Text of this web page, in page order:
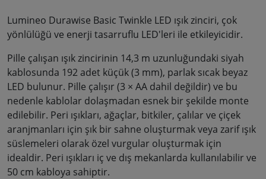
Lumineo Durawise Basic Twinkle LED ışık zinciri, çok
yönlülüğü ve enerji tasarruflu LED'leri ile etkileyicidir.
Pille çalışan ışık zincirinin 14,3 m uzunluğundaki siyah
kablosunda 192 adet küçük (3 mm), parlak sıcak beyaz
LED bulunur. Pille çalışır (3 × AA dahil değildir) ve bu
nedenle kablolar dolaşmadan esnek bir şekilde monte
edilebilir. Peri ışıkları, ağaçlar, bitkiler, çalılar ve çiçek
aranjmanları için şık bir sahne oluşturmak veya zarif ışık
süslemeleri olarak özel vurgular oluşturmak için
idealdir. Peri ışıkları iç ve dış mekanlarda kullanılabilir ve
50 cm kabloya sahiptir.